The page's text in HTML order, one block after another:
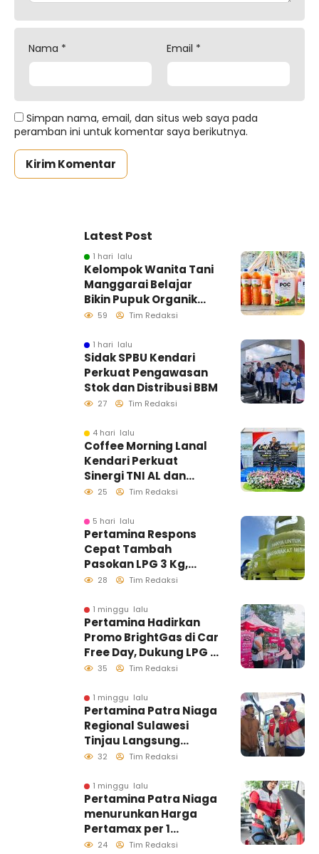
Nama * Email *
Simpan nama, email, dan situs web saya pada
peramban ini untuk komentar saya berikutnya.
Latest Post
1 hari lalu
Kelompok Wanita Tani
Manggarai Belajar
Bikin Pupuk Organik
Cair, Dosen dan
Tematik UHO Dorong
Pertanian Mandiri dan
Ramah Lingkungan
59 Tim Redaksi
1 hari lalu
Sidak SPBU Kendari
Perkuat Pengawasan
Stok dan Distribusi BBM
27 Tim Redaksi
4 hari lalu
Coffee Morning Lanal
Kendari Perkuat
Sinergi TNI AL dan
Insan Pers Wujudkan
25 Tim Redaksi
5 hari lalu
Pertamina Respons
Cepat Tambah
Pasokan LPG 3 Kg,
Kondisi Penyaluran di
Berlangsung Kondusif
28 Tim Redaksi
1 minggu lalu
Pertamina Hadirkan
Promo BrightGas di Car
Free Day, Dukung LPG 3
Kg Tepat Sasaran
35 Tim Redaksi
1 minggu lalu
Pertamina Patra Niaga
Regional Sulawesi
Tinjau Langsung
Pelayanan SPBU di
Distribusi Biosolar
Berjalan Optimal
32 Tim Redaksi
1 minggu lalu
Pertamina Patra Niaga
menurunkan Harga
Pertamax per 1
Agustus 2026
24 Tim Redaksi